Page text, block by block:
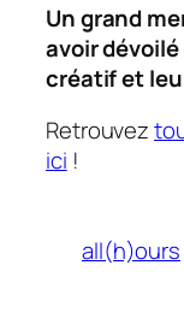
Un grand
avoir
créatif et
Retrouvez
ici !
all(h)ours